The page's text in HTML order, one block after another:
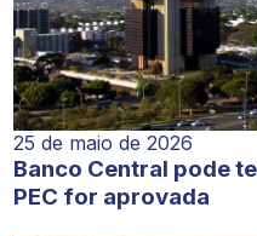
25 de maio de 2026
Banco Central pode
PEC for aprovada